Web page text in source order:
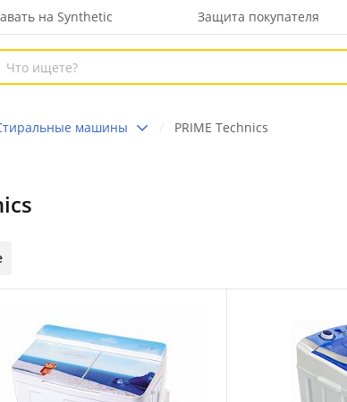
на Synthetic Защита покупателя
машины PRIME Technics